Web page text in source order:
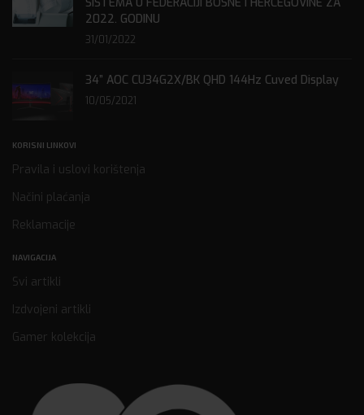
SISTEMA U FEDERACIJI BOSNE I HERCEGOVINE ZA
2022. GODINU
31/01/2022
34” AOC CU34G2X/BK QHD 144Hz Cuved Display
10/05/2021
KORISNI LINKOVI
Pravila i uslovi korištenja
Načini plaćanja
Reklamacije
NAVIGACIJA
Svi artikli
Izdvojeni artikli
Gamer kolekcija